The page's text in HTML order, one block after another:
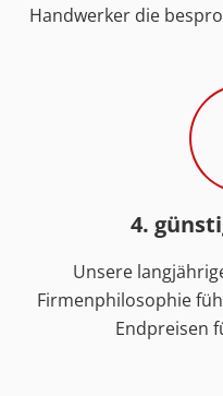
Handwerker die
4.
Unsere
Firmenphilosophie
Endpreisen